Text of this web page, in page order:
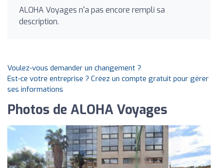
ALOHA Voyages n'a pas encore rempli sa
description.
Voulez-vous demander un changement ?
Est-ce votre entreprise ? Créez un compte gratuit pour gérer
ses informations
Photos de ALOHA Voyages